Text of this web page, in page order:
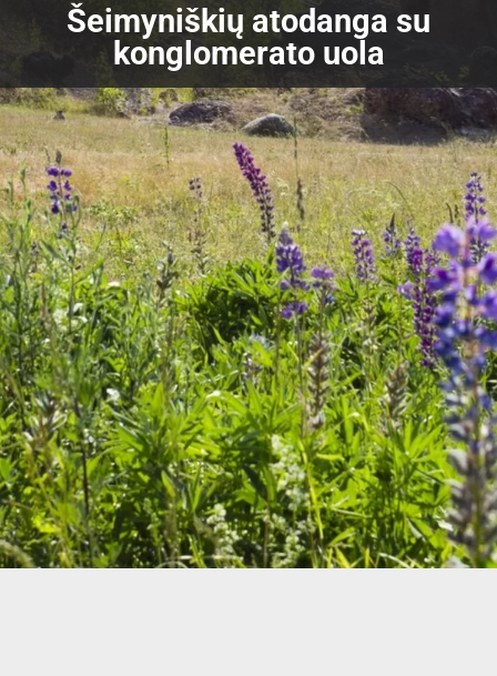
Šeimyniškių atodanga su
konglomerato uola